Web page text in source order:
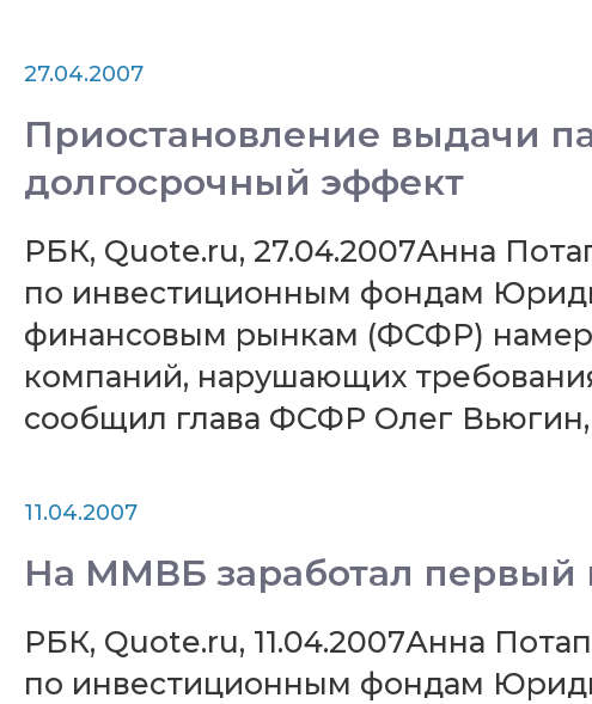
27.04.2007
Приостановление выдачи
долгосрочный эффект
РБК, Quote.ru, 27.04.2007Анна
по инвестиционным фондам
финансовым рынкам (ФСФР)
компаний, нарушающих
сообщил глава ФСФР Олег
11.04.2007
На ММВБ заработал первый
РБК, Quote.ru, 11.04.2007Анна
по инвестиционным фондам